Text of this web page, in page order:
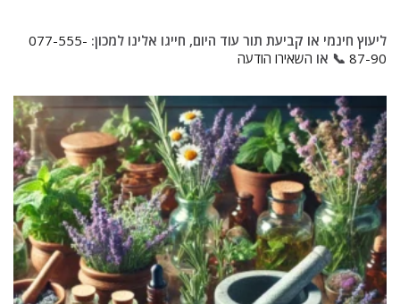
ליעוץ חינמי או קביעת תור עוד היום, חייגו אלינו למכון: 077-555-
87-90 📞 או השאירו הודעה